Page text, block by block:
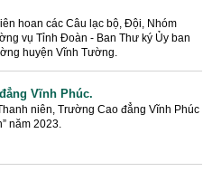
hoan các Câu lạc bộ, Đội, Nhóm
vụ Tỉnh Đoàn - Ban Thư ký Ủy ban
huyện Vĩnh Tường.
Vĩnh Phúc.
niên, Trường Cao đẳng Vĩnh Phúc
năm 2023.